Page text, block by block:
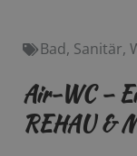
Bad, Sanitär,
Air-WC –
REHAU &